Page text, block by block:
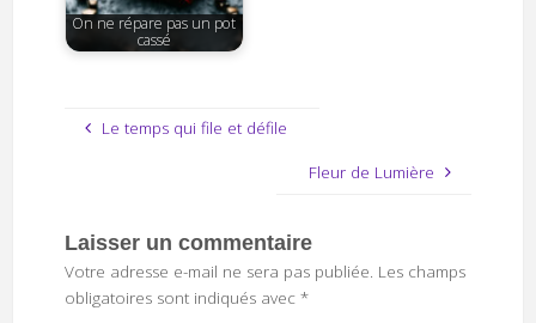
On ne répare pas un pot
cassé
Le temps qui file et défile
Fleur de Lumière
Laisser un commentaire
Votre adresse e-mail ne sera pas publiée. Les champs
obligatoires sont indiqués avec *